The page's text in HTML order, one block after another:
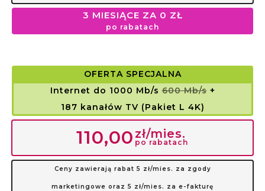
3 MIESIĄCE ZA 0 ZŁ
po rabatach
OFERTA SPECJALNA
Internet do 1000 Mb/s600 Mb/s+
187 kanałów TV (Pakiet L 4K)
110,00 zł/mies.
po rabatach
Ceny zawierają rabat 5 zł/mies. za zgody
marketingowe oraz 5 zł/mies. za e-fakturę